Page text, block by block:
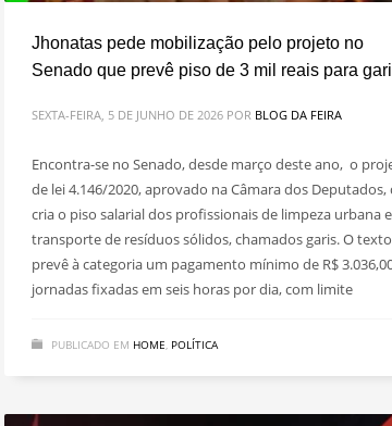
Jhonatas pede mobilização pelo projeto no
Senado que prevê piso de 3 mil reais para
SEXTA-FEIRA, 5 DE JUNHO DE 2026 POR BLOG DA FEIRA
Encontra-se no Senado, desde março deste ano, o
de lei 4.146/2020, aprovado na Câmara dos Deputados,
cria o piso salarial dos profissionais de limpeza urbana e
transporte de resíduos sólidos, chamados garis. O texto
prevê à categoria um pagamento mínimo de R$
jornadas fixadas em seis horas por dia, com limite
PUBLICADO EM HOME, POLÍTICA